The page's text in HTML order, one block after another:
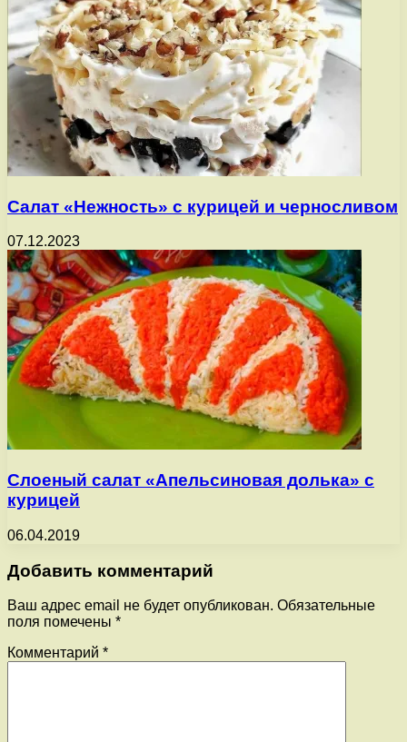
Салат «Нежность» с курицей и черносливом
07.12.2023
Слоеный салат «Апельсиновая долька» с
курицей
06.04.2019
Добавить комментарий
Ваш адрес email не будет опубликован. Обязательные
поля помечены *
Комментарий *